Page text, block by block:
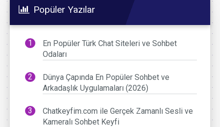
Popüler Yazılar
En Popüler Türk Chat Siteleri ve Sohbet
Odaları
Dünya Çapında En Popüler Sohbet ve
Arkadaşlık Uygulamaları (2026)
Chatkeyfim.com ile Gerçek Zamanlı Sesli ve
Kameralı Sohbet Keyfi